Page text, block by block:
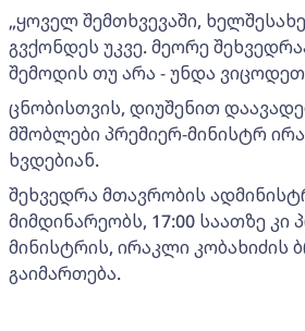
„ყოველ შემთხვევაში,
გვქონდეს უკვე. მეორე
შემოდის თუ არა - უნდა
ცნობისთვის, დიუშენით
მშობლები პრემიერ-მინისტრ
ხვდებიან.
შეხვედრა მთავრობის
მიმდინარეობს, 17:00 საათზე კი
მინისტრის, ირაკლი კობახიძის
გაიმართება.